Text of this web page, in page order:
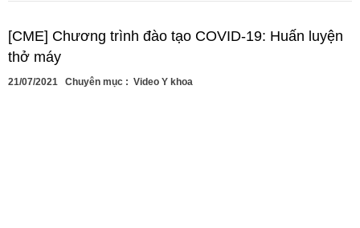
[CME] Chương trình đào tạo COVID-19: Huấn luyện
thở máy
21/07/2021 Chuyên mục : Video Y khoa